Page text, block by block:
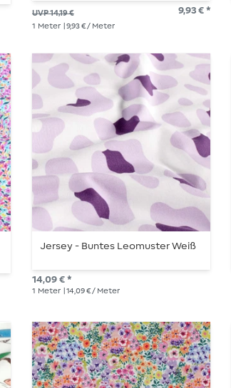
UVP 14,19 € 9,93 € *
1 Meter | 9,93 € / Meter
Jersey - Buntes Leomuster Weiß
14,09 € *
1 Meter | 14,09 € / Meter